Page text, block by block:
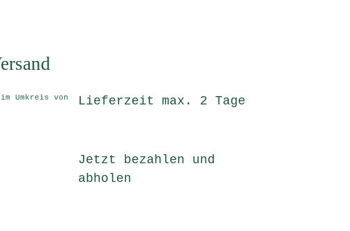
Umkreis von
Lieferzeit max. 2 Tage
Jetzt bezahlen und
abholen